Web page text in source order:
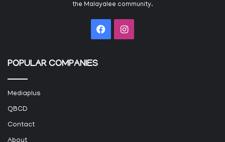
the Malayalee community.
FacebookInstagram
POPULAR COMPANIES
Mediaplus
QBCD
Contact